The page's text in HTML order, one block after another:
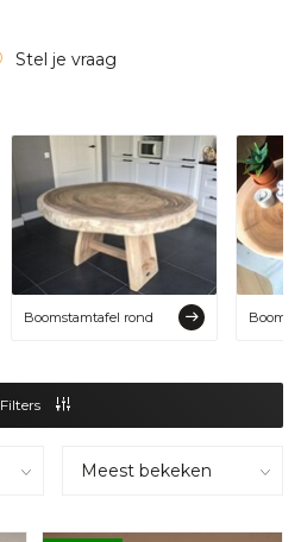
Stel je vraag
Boomstamtafel rond
Filters